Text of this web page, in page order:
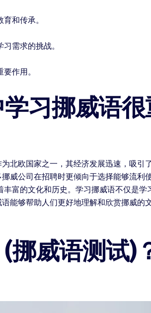
和传承。
需求的挑战。
作用。
习挪威语
北欧国家之一，其经济发展迅速，吸引
威公司在招聘时更倾向于选择能够流利
富的文化和历史。学习挪威语不仅是
能够帮助人们更好地理解和欣赏挪威的
挪威语测试)